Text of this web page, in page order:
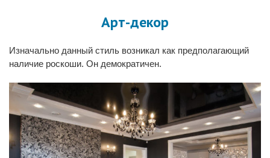
Арт-декор
Изначально данный стиль возникал как предполагающий
наличие роскоши. Он демократичен.